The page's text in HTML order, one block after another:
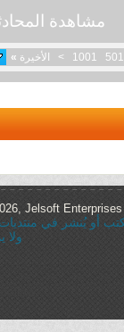
مشاهدة
501
1001
> الأخيرة »
Jelsoft Enterprises
أو يُنشر في
ولا